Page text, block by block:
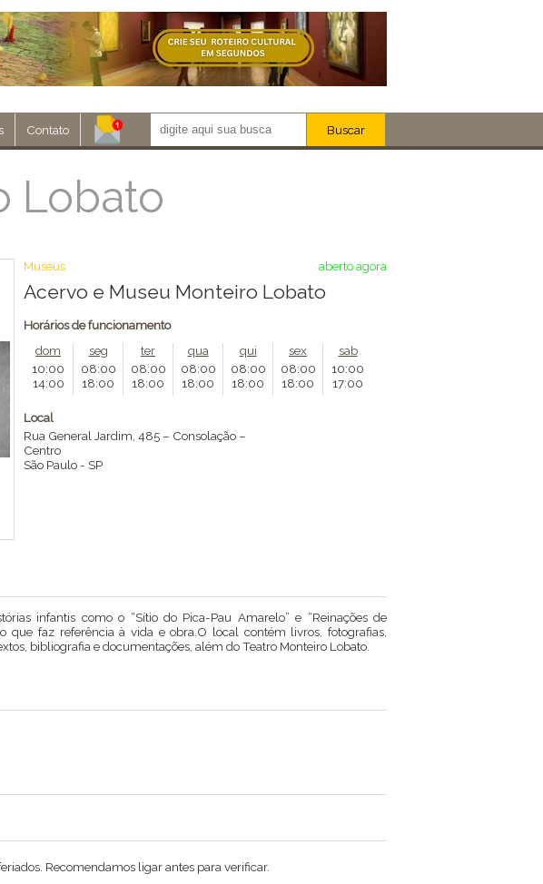
Contato Buscar
Lobato
aberto agora
Museus
Acervo e Museu Monteiro Lobato
Horários de funcionamento
dom
10:00
14:00
seg
08:00
18:00
ter
08:00
18:00
qua
08:00
18:00
qui
08:00
18:00
sex
08:00
18:00
sab
10:00
17:00
Local
Rua General Jardim, 485 – Consolação –
Centro
São Paulo - SP
infantis como o “Sítio do Pica-Pau Amarelo” e “Reinações de
que faz referência à vida e obra.O local contém livros, fotografias,
bibliografia e documentações, além do Teatro Monteiro Lobato.
Recomendamos ligar antes para verificar.